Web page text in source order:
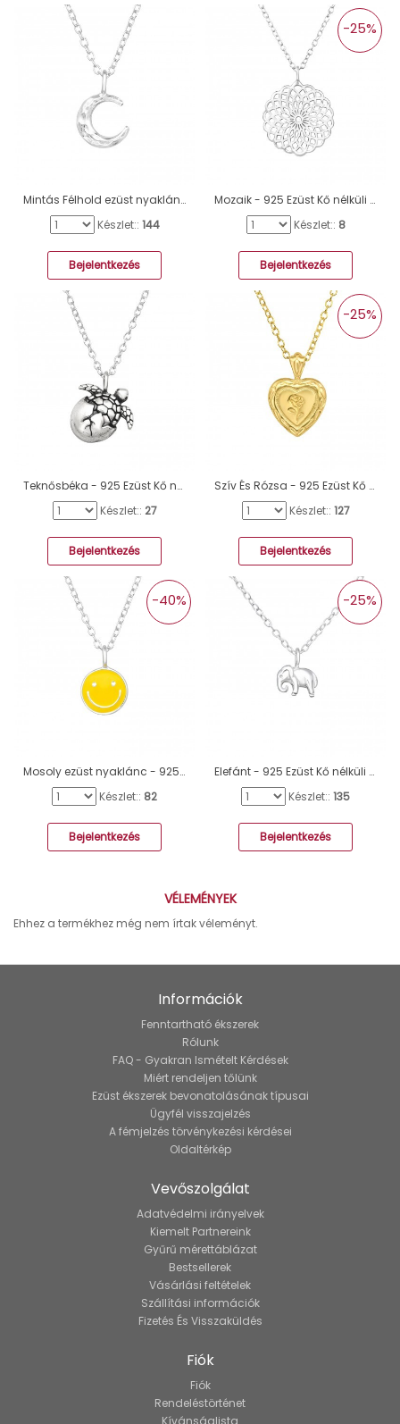
Mintás Félhold ezüst nyaklánc - 925 Ezüst Kő Nélküli Nyakláncok A4S47098
Készlet:: 144
Bejelentkezés
Mozaik - 925 Ezüst Kő nélküli nyakláncok A4S36307
-25%
Készlet:: 8
Bejelentkezés
Teknősbéka - 925 Ezüst Kő nélküli nyakláncok A4S44875
Készlet:: 27
Bejelentkezés
Szív És Rózsa - 925 Ezüst Kő nélküli nyakláncok A4S44193
-25%
Készlet:: 127
Bejelentkezés
Mosoly ezüst nyaklánc - 925 Ezüst Kő Nélküli Nyakláncok A4S46611
-40%
Készlet:: 82
Bejelentkezés
Elefánt - 925 Ezüst Kő nélküli nyakláncok A4S36503
-25%
Készlet:: 135
Bejelentkezés
VÉLEMÉNYEK
Ehhez a termékhez még nem írtak véleményt.
Információk
Fenntartható ékszerek
Rólunk
FAQ - Gyakran Ismételt Kérdések
Miért rendeljen tőlünk
Ezüst ékszerek bevonatolásának típusai
Ügyfél visszajelzés
A fémjelzés törvénykezési kérdései
Oldaltérkép
Vevőszolgálat
Adatvédelmi irányelvek
Kiemelt Partnereink
Gyűrű mérettáblázat
Bestsellerek
Vásárlási feltételek
Szállítási információk
Fizetés És Visszaküldés
Fiók
Fiók
Rendeléstörténet
Kívánságlista